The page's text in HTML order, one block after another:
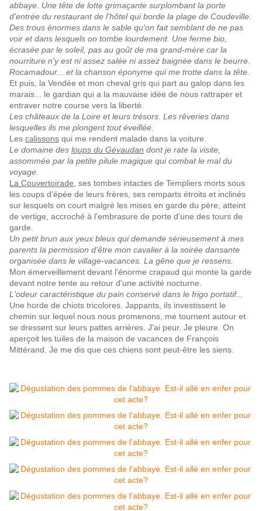
abbaye. Une tête de lotte grimaçante surplombant la porte
d'entrée du restaurant de l'hôtel qui borde la plage de Coudeville.
Des trous énormes dans le sable qu'on fait semblant de ne pas
voir et dans lesquels on tombe lourdement. Une ferme bio,
écrasée par le soleil, pas au goût de ma grand-mère car la
nourriture n'y est ni assez salée ni assez baignée dans le beurre.
Rocamadour... et la chanson éponyme qui me trotte dans la tête.
Et puis, la Vendée et mon cheval gris qui part au galop dans les
marais... le gardian qui a la mauvaise idée de nous rattraper et
entraver notre course vers la liberté.
Les châteaux de la Loire et leurs trésors. Les rêveries dans
lesquelles ils me plongent tout éveillée.
Les calissons qui me rendent malade dans la voiture.
Le domaine des loups du Gévaudan dont je rate la visite,
assommée par la petite pilule magique qui combat le mal du
voyage.
La Couvertoirade , ses tombes intactes de Templiers morts sous
les coups d'épée de leurs frères, ses remparts étroits et inclinés
sur lesquels on court malgré les mises en garde du père, atteint
de vertige, accroché à l'embrasure de porte d'une des tours de
garde.
Un petit brun aux yeux bleus qui demande sérieusement à mes
parents la permission d'être mon cavalier à la soirée dansante
organisée dans le village-vacances. La gêne que je ressens.
Mon émerveillement devant l'énorme crapaud qui monte la garde
devant notre tente au retour d'une activité nocturne.
L'odeur caractéristique du pain conservé dans le frigo portatif...
Une horde de chiots tricolores. Jappants, ils investissent le
chemin sur lequel nous nous promenons, me tournent autour et
se dressent sur leurs pattes arrières. J'ai peur. Je pleure. On
aperçoit les tuiles de la maison de vacances de François
Mittérand. Je me dis que ces chiens sont peut-être les siens.